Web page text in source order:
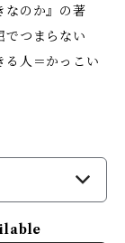
なのか』の著
でつまらない
る人＝かっこい